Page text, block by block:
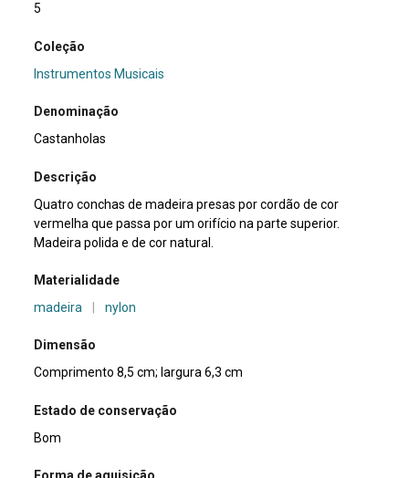
5
Coleção
Instrumentos Musicais
Denominação
Castanholas
Descrição
Quatro conchas de madeira presas por cordão de cor
vermelha que passa por um orifício na parte superior.
Madeira polida e de cor natural.
Materialidade
madeira
nylon
Dimensão
Comprimento 8,5 cm; largura 6,3 cm
Estado de conservação
Bom